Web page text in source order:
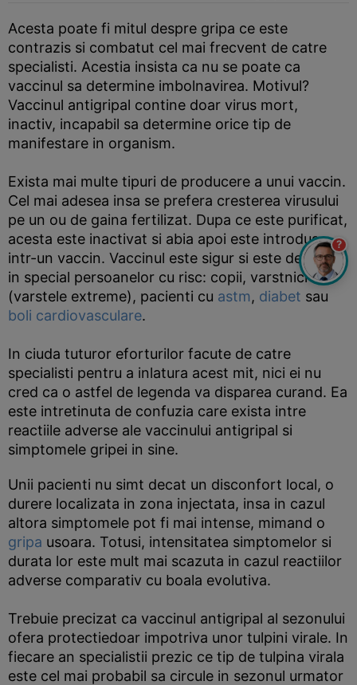
Acesta poate fi mitul despre gripa ce este
contrazis si combatut cel mai frecvent de catre
specialisti. Acestia insista ca nu se poate ca
vaccinul sa determine imbolnavirea. Motivul?
Vaccinul antigripal contine doar virus mort,
inactiv, incapabil sa determine orice tip de
manifestare in organism.
Exista mai multe tipuri de producere a unui vaccin.
Cel mai adesea insa se prefera cresterea virusului
pe un ou de gaina fertilizat. Dupa ce este purificat,
acesta este inactivat si abia apoi este introdus
intr-un vaccin. Vaccinul este sigur si este destinat
in special persoanelor cu risc: copii, varstnici
(varstele extreme), pacienti cu astm, diabet sau
boli cardiovasculare.
In ciuda tuturor eforturilor facute de catre
specialisti pentru a inlatura acest mit, nici ei nu
cred ca o astfel de legenda va disparea curand. Ea
este intretinuta de confuzia care exista intre
reactiile adverse ale vaccinului antigripal si
simptomele gripei in sine.
Unii pacienti nu simt decat un disconfort local, o
durere localizata in zona injectata, insa in cazul
altora simptomele pot fi mai intense, mimand o
gripa usoara. Totusi, intensitatea simptomelor si
durata lor este mult mai scazuta in cazul reactiilor
adverse comparativ cu boala evolutiva.
Trebuie precizat ca vaccinul antigripal al sezonului
ofera protectiedoar impotriva unor tulpini virale. In
fiecare an specialistii prezic ce tip de tulpina virala
este cel mai probabil sa circule in sezonul urmator
?